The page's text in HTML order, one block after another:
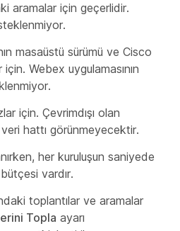
aramalar için geçerlidir.
masaüstü sürümü ve Cisco
Webex uygulamasının
için. Çevrimdışı olan
hattı görünmeyecektir.
her kuruluşun saniyede
vardır.
toplantılar ve aramalar
Topla ayarı